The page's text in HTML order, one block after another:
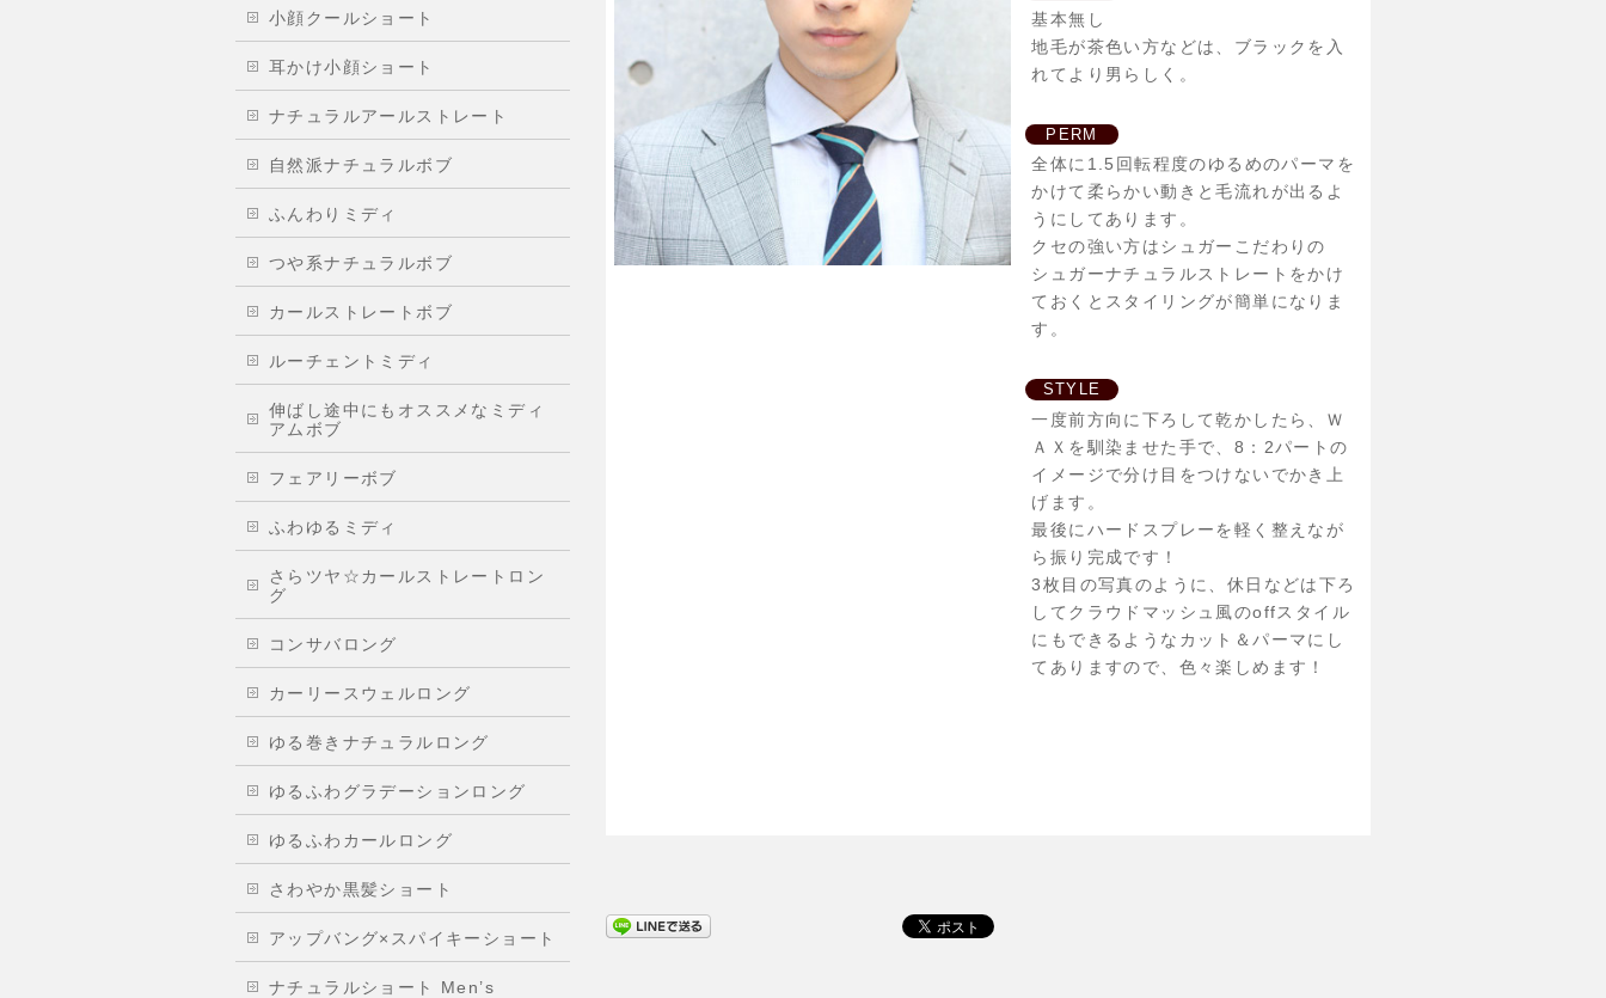
基本無し
地毛が茶色い方などは、ブラックを入
れてより男らしく。
PERM
全体に1.5回転程度のゆるめのパーマを
かけて柔らかい動きと毛流れが出るよ
うにしてあります。
クセの強い方はシュガーこだわりの
シュガーナチュラルストレートをかけ
ておくとスタイリングが簡単になりま
す。
STYLE
一度前方向に下ろして乾かしたら、Ｗ
ＡＸを馴染ませた手で、8：2パートの
イメージで分け目をつけないでかき上
げます。
最後にハードスプレーを軽く整えなが
ら振り完成です！
3枚目の写真のように、休日などは下ろ
してクラウドマッシュ風のoffスタイル
にもできるようなカット＆パーマにし
てありますので、色々楽しめます！
小顔クールショート
耳かけ小顔ショート
ナチュラルアールストレート
自然派ナチュラルボブ
ふんわりミディ
つや系ナチュラルボブ
カールストレートボブ
ルーチェントミディ
伸ばし途中にもオススメなミディ
アムボブ
フェアリーボブ
ふわゆるミディ
さらツヤ☆カールストレートロン
グ
コンサバロング
カーリースウェルロング
ゆる巻きナチュラルロング
ゆるふわグラデーションロング
ゆるふわカールロング
さわやか黒髪ショート
アップバング×スパイキーショート
ナチュラルショート Men’s